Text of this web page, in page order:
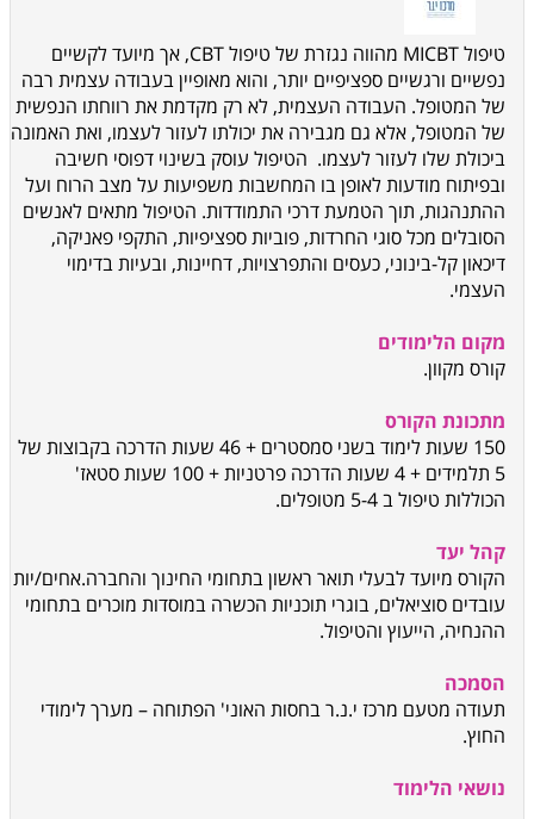
טיפול MICBT מהווה נגזרת של טיפול CBT
, אך מיועד לקשיים
נפשיים ורגשיים ספציפיים יותר, והוא מאופיין בעבודה עצמית רבה
של המטופל. העבודה העצמית, לא רק מקדמת את רווחתו הנפשית
של המטופל, אלא גם מגבירה את יכולתו לעזור לעצמו, ואת האמונה
ביכולת שלו לעזור לעצמו. הטיפול עוסק בשינוי דפוסי חשיבה
ובפיתוח מודעות לאופן בו המחשבות משפיעות על מצב הרוח ועל
ההתנהגות, תוך הטמעת דרכי התמודדות. הטיפול מתאים לאנשים
הסובלים מכל סוגי החרדות, פוביות ספציפיות, התקפי פאניקה,
דיכאון קל-בינוני, כעסים והתפרצויות, דחיינות, ובעיות בדימוי
העצמי.
מקום הלימודים
קורס מקוון.
מתכונת הקורס
150 שעות לימוד בשני סמסטרים + 46
שעות הדרכה בקבוצות של
5 תלמידים + 4 שעות הדרכה פרטניות + 100 שעות סטאז'
הכוללות טיפול ב 5-4 מטופלים.
קהל יעד
הקורס מיועד לבעלי תואר ראשון בתחומי החינוך והחברה.אחים/יות
עובדים סוציאלים, בוגרי תוכניות הכשרה במוסדות מוכרים בתחומי
ההנחיה, הייעוץ והטיפול.
הסמכה
תעודה מטעם מרכז י.נ.ר בחסות האוני' הפתוחה – מערך לימודי
החוץ.
נושאי הלימוד